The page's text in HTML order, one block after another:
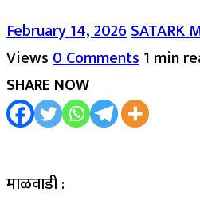
February 14, 2026SATARK
Views0 Comments1 min
SHARE NOW
माळवाडी :